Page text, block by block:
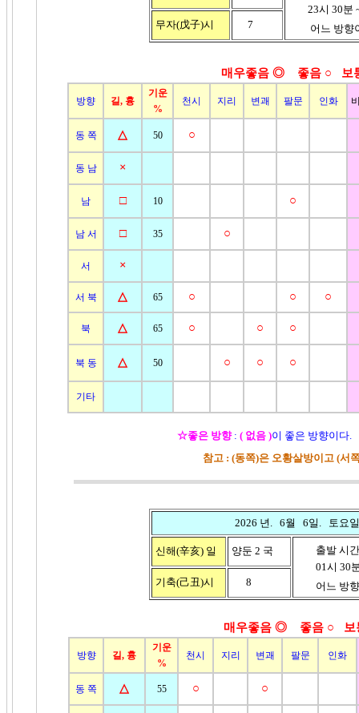
23시 30분 ~
어느 방향
무자(戊子)시 7
매우좋음 ◎ 좋음 ○ 보
방향 길, 흉
기운
%
천시 지리 변괘 팔문 인화
동 쪽 △ 50 ○
동 남 ×
남 □ 10 ○
남 서 □ 35 ○
서 ×
서 북 △ 65 ○ ○ ○
북 △ 65 ○ ○ ○
북 동 △ 50 ○ ○ ○
기타
☆좋은 방향 : ( 없음 )이 좋은 방향이다.
참고 : (동쪽)은 오황살방이고 (서
2026 년. 6월 6일. 토요일
신해(辛亥) 일 양둔 2 국
출발 시간
01시 30분
어느 방향
기축(己丑)시 8
매우좋음 ◎ 좋음 ○ 보
방향 길, 흉
기운
%
천시 지리 변괘 팔문 인화
동 쪽 △ 55 ○ ○